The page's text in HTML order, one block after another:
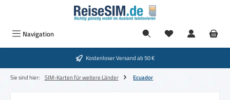
Zum Hauptinhalt springen
Navigation
Kostenloser Versand ab 50 €
Sie sind hier: SIM-Karten für weitere Länder Ecuador